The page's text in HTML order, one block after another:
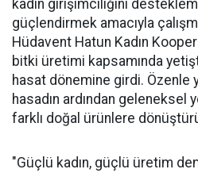
kadın girişimciliğini
güçlendirmek amacıyla
Hüdavent Hatun Kadın
bitki üretimi kapsamında
hasat dönemine girdi. Özenle
hasadın ardından
farklı doğal ürünlere
"Güçlü kadın, güçlü üretim